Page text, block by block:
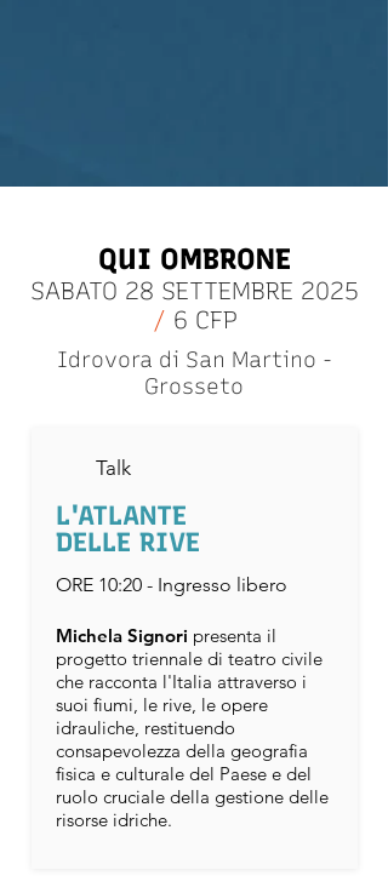
QUI OMBRONE
SABATO 28 SETTEMBRE 2025
/ 6 CFP
Idrovora di San Martino -
Grosseto
Talk
L'ATLANTE
DELLE RIVE
ORE 10:20 - Ingresso libero
​​Michela Signori presenta il
progetto triennale di teatro civile
che racconta l'Italia attraverso i
suoi fiumi, le rive, le opere
idrauliche, restituendo
consapevolezza della geografia
fisica e culturale del Paese e del
ruolo cruciale della gestione delle
risorse idriche.